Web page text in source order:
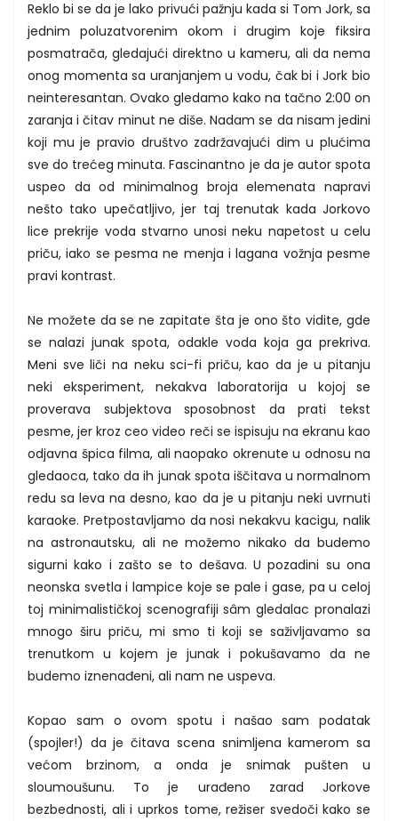
Reklo bi se da je lako privući pažnju kada si Tom Jork, sa
jednim poluzatvorenim okom i drugim koje fiksira
posmatrača, gledajući direktno u kameru, ali da nema
onog momenta sa uranjanjem u vodu, čak bi i Jork bio
neinteresantan. Ovako gledamo kako na tačno 2:00 on
zaranja i čitav minut ne diše. Nadam se da nisam jedini
koji mu je pravio društvo zadržavajući dim u plućima
sve do trećeg minuta. Fascinantno je da je autor spota
uspeo da od minimalnog broja elemenata napravi
nešto tako upečatljivo, jer taj trenutak kada Jorkovo
lice prekrije voda stvarno unosi neku napetost u celu
priču, iako se pesma ne menja i lagana vožnja pesme
pravi kontrast.
Ne možete da se ne zapitate šta je ono što vidite, gde
se nalazi junak spota, odakle voda koja ga prekriva.
Meni sve liči na neku sci-fi priču, kao da je u pitanju
neki eksperiment, nekakva laboratorija u kojoj se
proverava subjektova sposobnost da prati tekst
pesme, jer kroz ceo video reči se ispisuju na ekranu kao
odjavna špica filma, ali naopako okrenute u odnosu na
gledaoca, tako da ih junak spota iščitava u normalnom
redu sa leva na desno, kao da je u pitanju neki uvrnuti
karaoke. Pretpostavljamo da nosi nekakvu kacigu, nalik
na astronautsku, ali ne možemo nikako da budemo
sigurni kako i zašto se to dešava. U pozadini su ona
neonska svetla i lampice koje se pale i gase, pa u celoj
toj minimalističkoj scenografiji sâm gledalac pronalazi
mnogo širu priču, mi smo ti koji se saživljavamo sa
trenutkom u kojem je junak i pokušavamo da ne
budemo iznenađeni, ali nam ne uspeva.
Kopao sam o ovom spotu i našao sam podatak
(spojler!) da je čitava scena snimljena kamerom sa
većom brzinom, a onda je snimak pušten u
sloumoušunu. To je urađeno zarad Jorkove
bezbednosti, ali i uprkos tome, režiser svedoči kako se